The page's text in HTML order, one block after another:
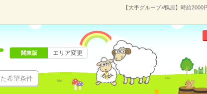
【大手グループ×鴨居】時給
希望条件
関東版 エリア変更